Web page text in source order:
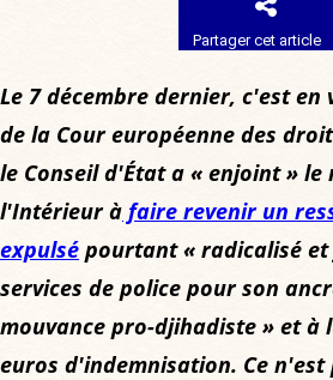
Partager cet article
Le 7 décembre dernier, c'est
de la Cour européenne des
le Conseil d'État a « enjoint » le
l'Intérieur à faire revenir un
expulsé pourtant « radicalisé et
services de police pour son
mouvance pro-djihadiste » et à
euros d'indemnisation. Ce n'est